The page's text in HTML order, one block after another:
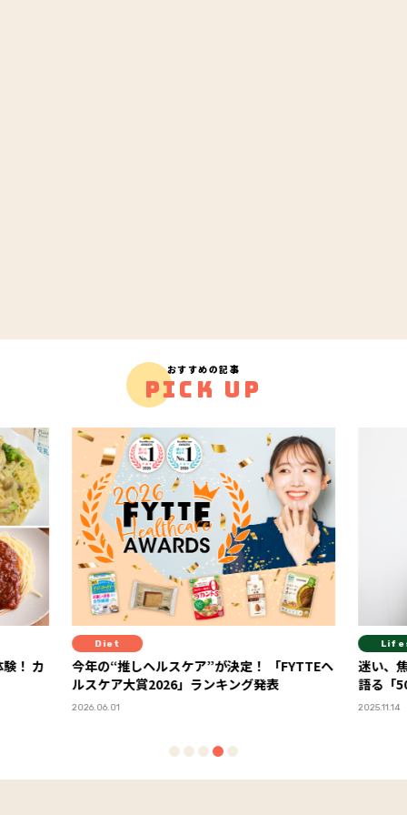
おすすめの記事
PICK UP
ヘ
Lifestyle
迷い、焦り、不安…。ジェーン・スーさんが
語る「50代の壁」の越え方
2025.11.14
背中
ィス
ー・